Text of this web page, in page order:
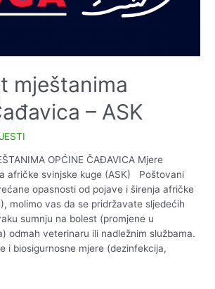
mještanima
– ASK
OPĆINE ČAĐAVICA Mjere
afričke svinjske kuge (ASK) Poštovani
opasnosti od pojave i širenja afričke
molimo vas da se pridržavate sljedećih
sumnju na bolest (promjene u
odmah veterinaru ili nadležnim službama.
i biosigurnosne mjere (dezinfekcija,